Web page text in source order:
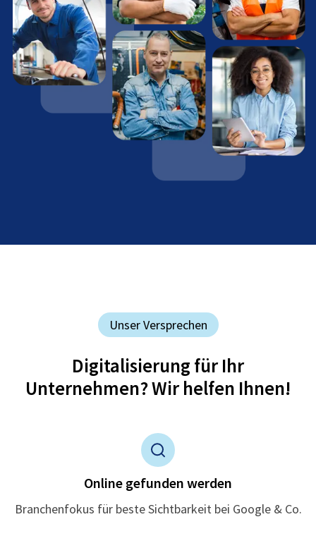
Unser Versprechen
Digitalisierung für Ihr
Unternehmen? Wir helfen Ihnen!
Online gefunden werden
Branchenfokus für beste Sichtbarkeit bei Google & Co.